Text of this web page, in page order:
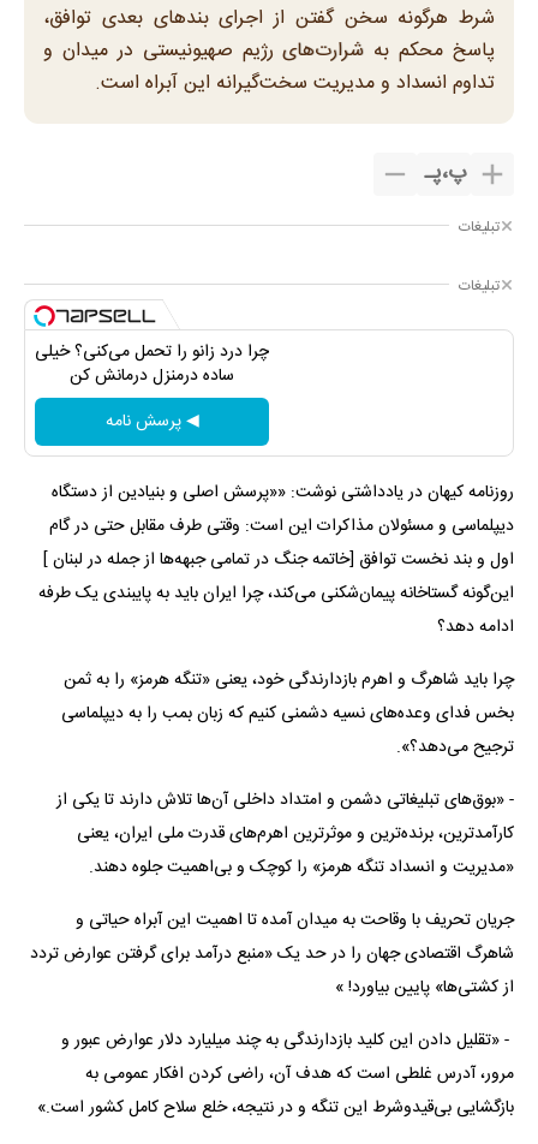
شرط هرگونه سخن گفتن از اجرای بندهای بعدی توافق،
پاسخ محکم به شرارت‌های رژیم صهیونیستی در میدان و
تداوم انسداد و مدیریت سخت‌گیرانه این آبراه است.
پ،پـ
تبلیغات
تبلیغات
چرا درد زانو را تحمل می‌کنی؟ خیلی
ساده درمنزل درمانش کن
◀ پرسش نامه
روزنامه کیهان در یادداشتی نوشت: ««پرسش اصلی و بنیادین از دستگاه
دیپلماسی و مسئولان مذاکرات این است: وقتی طرف مقابل حتی در گام
اول و بند نخست توافق [خاتمه جنگ در تمامی جبهه‌ها از جمله در لبنان ]
این‌گونه گستاخانه پیمان‌شکنی می‌کند، چرا ایران باید به پایبندی یک‌‌ طرفه
ادامه دهد؟
چرا باید شاهرگ و اهرم بازدارندگی خود، یعنی «تنگه هرمز» را به ثمن
بخس فدای وعده‌های نسیه دشمنی کنیم که زبان بمب را به دیپلماسی
ترجیح می‌دهد؟».
- «بوق‌های تبلیغاتی دشمن و امتداد داخلی آن‌ها تلاش دارند تا یکی از
کارآمدترین، برنده‌ترین و موثرترین اهرم‌های قدرت ملی ایران، یعنی
«مدیریت و انسداد تنگه هرمز» را کوچک و بی‌اهمیت جلوه دهند.
جریان تحریف با وقاحت به میدان آمده تا اهمیت این آبراه حیاتی و
شاهرگ اقتصادی جهان را در حد یک «منبع درآمد برای گرفتن عوارض تردد
از کشتی‌ها» پایین بیاورد! »
- «تقلیل دادن این کلید بازدارندگی به چند میلیارد دلار عوارض عبور و
مرور، آدرس غلطی است که هدف آن، راضی کردن افکار عمومی به
بازگشایی بی‌قیدوشرط این تنگه و در نتیجه، خلع سلاح کامل کشور است.»